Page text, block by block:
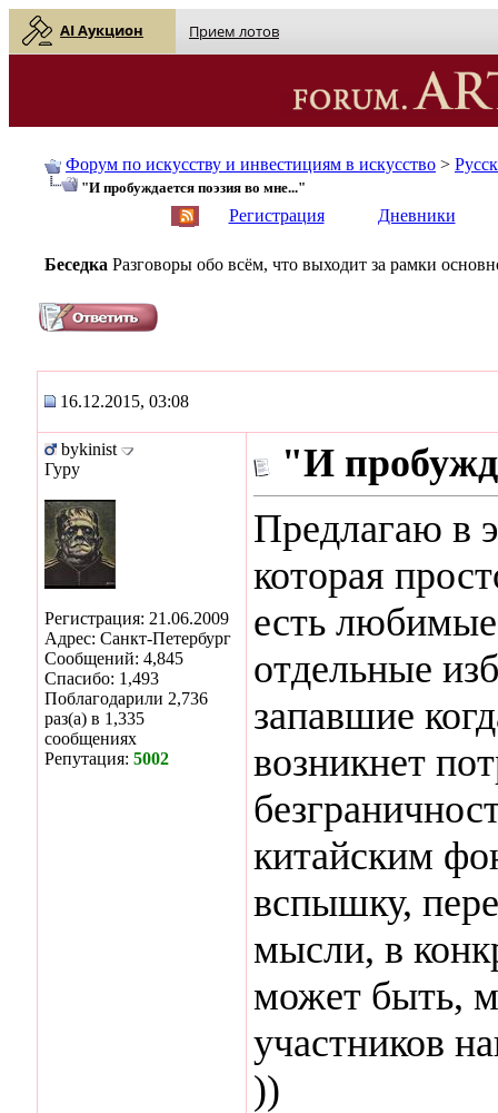
AI Аукцион Прием лотов
Форум по искусству и инвестициям в искусство >
"И пробуждается поэзия во мне..."
Регистрация Дневники
Беседка Разговоры обо всём, что выходит за рамки
16.12.2015, 03:08
bykinist
Гуру
Регистрация: 21.06.2009
Адрес: Санкт-Петербург
Сообщений: 4,845
Спасибо: 1,493
Поблагодарили 2,736
раз(а) в 1,335
сообщениях
Репутация: 5002
"И
Предлагаю в
которая
есть
отдельные
запавшие
возникнет
китайским
вспышку,
мысли, в
может быть,
участников
))